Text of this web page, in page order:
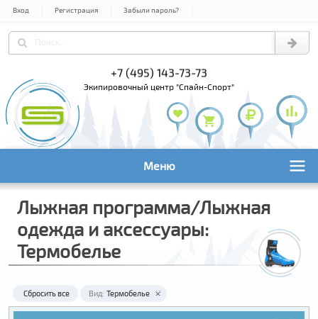
Вход Регистрация Забыли пароль?
+7 (495) 143-73-73
экипировочный центр "Спайн-Спорт"
Меню
Лыжная программа/Лыжная
одежда и аксессуары:
Термобелье
Сбросить все Вид: Термобелье